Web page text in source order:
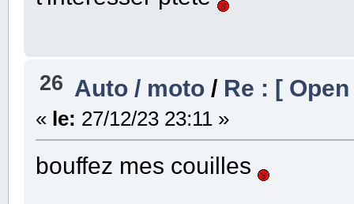
26 Auto / moto/ Re : [
« le: 27/12/23 23:11 »
bouffez mes couilles